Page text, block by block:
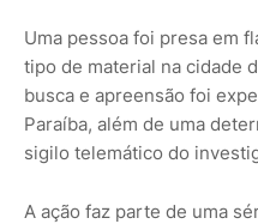
Uma pessoa foi presa em
tipo de material na cidade
busca e apreensão foi
Paraíba, além de uma
sigilo telemático do
A ação faz parte de uma